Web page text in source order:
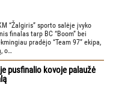
“Žalgiris” sporto salėje įvyko
finalas tarp BC “Boom” bei
pradėjo “Team 97” ekipa,
o…
pusfinalio kovoje palaužė